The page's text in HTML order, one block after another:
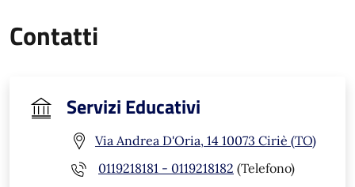
Contatti
Servizi Educativi
Via Andrea D'Oria, 14 10073 Ciriè (TO)
0119218181 - 0119218182 (Telefono)